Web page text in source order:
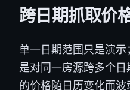
跨日期抓取价
单一日期范围只是演
是对同一房源跨多个
的价格随日历变化而